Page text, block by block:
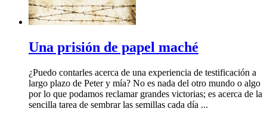
Una prisión de papel maché
¿Puedo contarles acerca de una experiencia de testificación a
largo plazo de Peter y mía? No es nada del otro mundo o algo
por lo que podamos reclamar grandes victorias; es acerca de la
sencilla tarea de sembrar las semillas cada día ...